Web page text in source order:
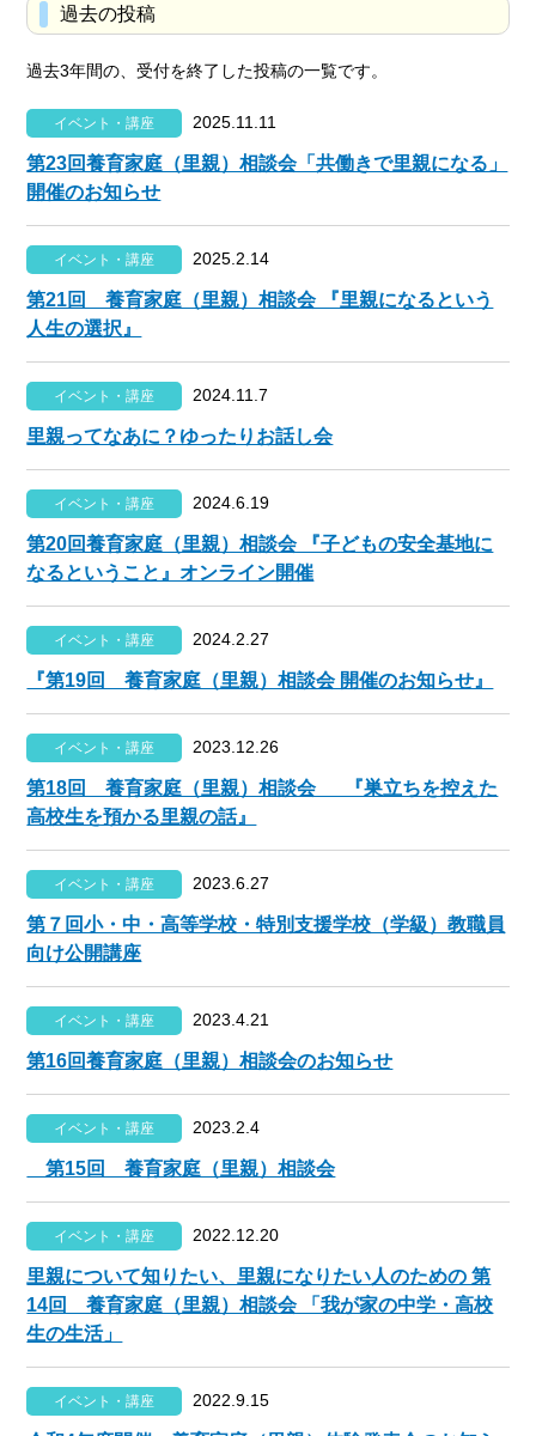
過去の投稿
過去3年間の、受付を終了した投稿の一覧です。
イベント・講座 2025.11.11
第23回養育家庭（里親）相談会「共働きで里親になる」
開催のお知らせ
イベント・講座 2025.2.14
第21回 養育家庭（里親）相談会 『里親になるという
人生の選択』
イベント・講座 2024.11.7
里親ってなあに？ゆったりお話し会
イベント・講座 2024.6.19
第20回養育家庭（里親）相談会 『子どもの安全基地に
なるということ』オンライン開催
イベント・講座 2024.2.27
『第19回 養育家庭（里親）相談会 開催のお知らせ』
イベント・講座 2023.12.26
第18回 養育家庭（里親）相談会 『巣立ちを控えた
高校生を預かる里親の話』
イベント・講座 2023.6.27
第７回小・中・高等学校・特別支援学校（学級）教職員
向け公開講座
イベント・講座 2023.4.21
第16回養育家庭（里親）相談会のお知らせ
イベント・講座 2023.2.4
第15回 養育家庭（里親）相談会
イベント・講座 2022.12.20
里親について知りたい、里親になりたい人のための 第
14回 養育家庭（里親）相談会 「我が家の中学・高校
生の生活」
イベント・講座 2022.9.15